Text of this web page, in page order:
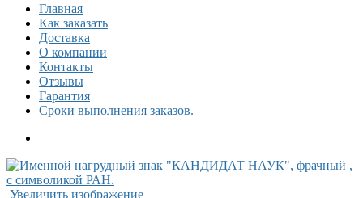
Главная
Как заказать
Доставка
О компании
Контакты
Отзывы
Гарантия
Сроки выполнения заказов.
Увеличить изображение